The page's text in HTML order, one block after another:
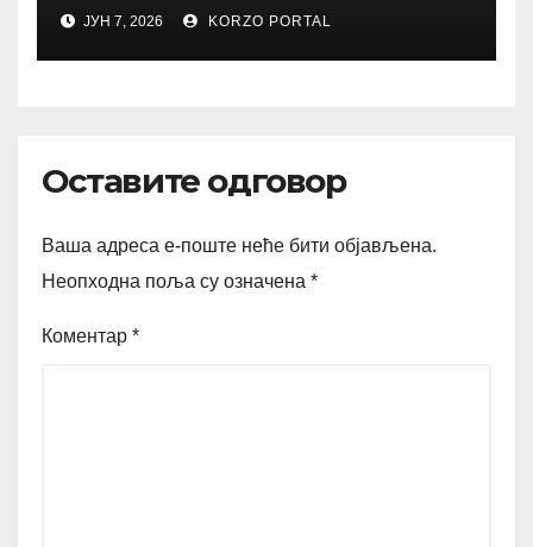
ЈУН 7, 2026 KORZO PORTAL
Оставите одговор
Ваша адреса е-поште неће бити објављена.
Неопходна поља су означена *
Коментар *